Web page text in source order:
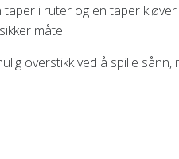
taper i ruter og en taper
måte.
overstikk ved å spille